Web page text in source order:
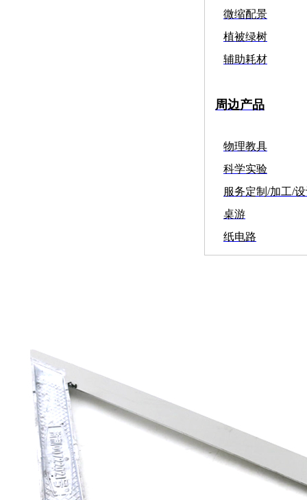
微缩配景
植被绿树
辅助耗材
周边产品
物理教具
科学实验
服务定制/加工/
桌游
纸电路